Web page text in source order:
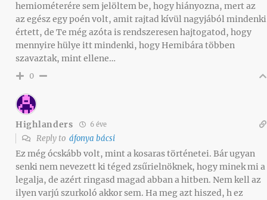
hemiométerére sem jelöltem be, hogy hiányozna, mert az
az egész egy poén volt, amit rajtad kívül nagyjából mindenki
értett, de Te még azóta is rendszeresen hajtogatod, hogy
mennyire hülye itt mindenki, hogy Hemibára többen
szavaztak, mint ellene…
0
Highlanders 6 éve
Reply to áfonya bácsi
Ez még ócskább volt, mint a kosaras történetei. Bár ugyan
senki nem nevezett ki téged zsűrielnöknek, hogy minek mi a
legalja, de azért ringasd magad abban a hitben. Nem kell az
ilyen varjú szurkoló akkor sem. Ha meg azt hiszed, h ez